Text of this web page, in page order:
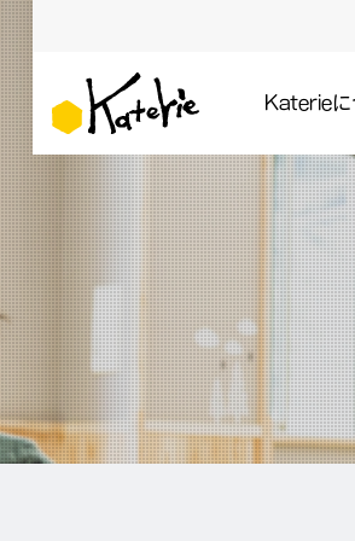
Katerieに